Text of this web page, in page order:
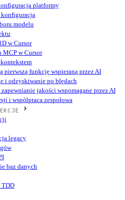
platformy
konfiguracja
modelu
w Cursor
MCP w Cursor
pierwszą funkcję wspieraną przez AI
i odzyskiwanie po błędach
jakości wspomagane przez AI
i współpraca zespołowa
legacy
baz danych
TDD